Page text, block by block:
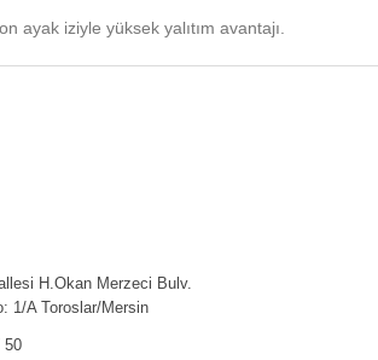
ayak iziyle yüksek yalıtım avantajı.
H.Okan Merzeci Bulv.
1/A Toroslar/Mersin
50